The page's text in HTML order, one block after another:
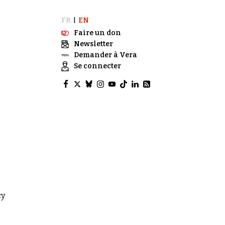
FR
EN
Faire un don
Newsletter
Demander à Vera
Se connecter